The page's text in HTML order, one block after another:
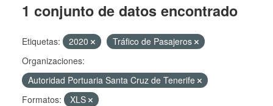
1 conjunto de datos encontrado
Etiquetas: 2020
Tráfico de Pasajeros
Organizaciones:
Autoridad Portuaria Santa Cruz de Tenerife
Formatos:
XLS